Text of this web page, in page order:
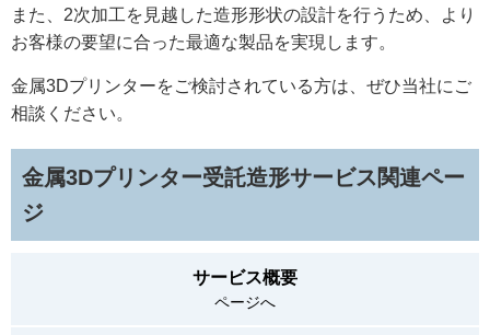
また、2次加工を見越した造形形状の設計を行うため、より
お客様の要望に合った最適な製品を実現します。
金属3Dプリンターをご検討されている方は、ぜひ当社にご
相談ください。
金属3Dプリンター受託造形サービス関連ペー
ジ
サービス概要
ページへ